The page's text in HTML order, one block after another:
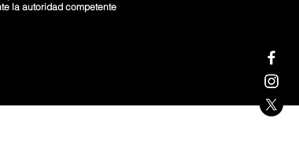
la autoridad competente